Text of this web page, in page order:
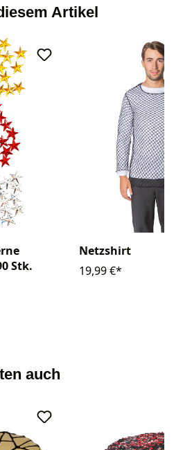
Artikel
Stk.
Netzshirt
19,99 €*
auch